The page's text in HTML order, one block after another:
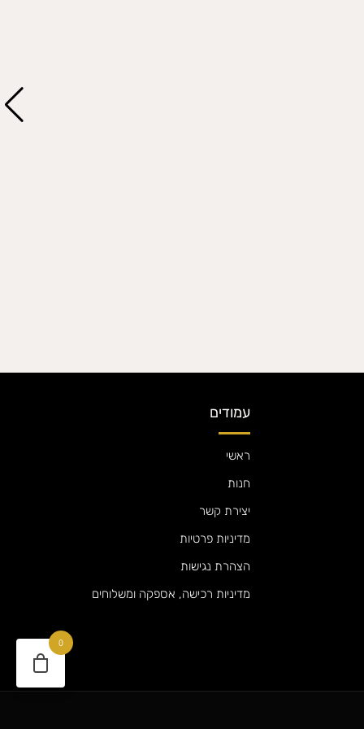
עמודים
ראשי
חנות
יצירת קשר
מדיניות פרטיות
הצהרת נגישות
מדיניות רכישה, אספקה ומשלוחים
0